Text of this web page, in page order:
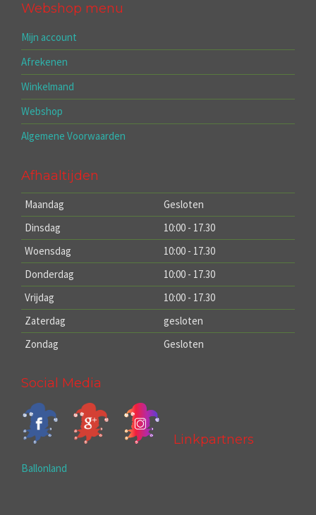
Webshop menu
Mijn account
Afrekenen
Winkelmand
Webshop
Algemene Voorwaarden
Afhaaltijden
Maandag
Gesloten
Dinsdag
10:00 - 17.30
Woensdag
10:00 - 17.30
Donderdag
10:00 - 17.30
Vrijdag
10:00 - 17.30
Zaterdag
gesloten
Zondag
Gesloten
Social Media
Linkpartners
Ballonland